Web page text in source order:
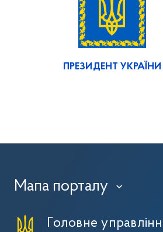
ПРЕЗИДЕНТ УКРАЇНИ
Мапа порталу ›
Головне